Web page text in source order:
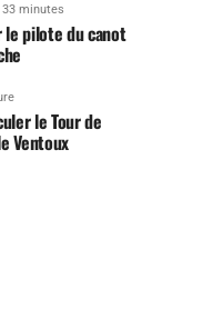
33 minutes
le pilote du canot
le Tour de
Ventoux